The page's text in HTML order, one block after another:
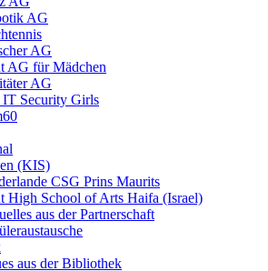
AG
AG
AG für Mädchen
AG
Security Girls
(KIS)
CSG Prins Maurits
High School of Arts Haifa (Israel)
aus der Partnerschaft
aus der Bibliothek